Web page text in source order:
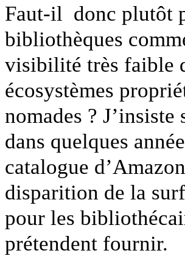
Faut-il donc plutôt
bibliothèques
visibilité très faible
écosystèmes
nomades ?
dans quelques
catalogue
disparition de la
pour les
prétendent fournir.